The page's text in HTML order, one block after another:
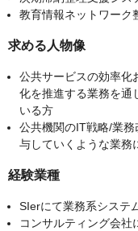
教育情報ネットワーク
求める人物像
公共サービスの効率化
化を推進する業務を通
いる方
公共機関のIT戦略/業
与していくような業務
経験業種
SIerにて業務系システ
コンサルティング会社